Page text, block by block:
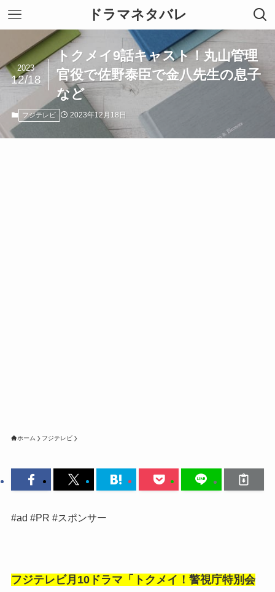
ドラマネタバレ
トクメイ9話キャスト！丸山管理
官役で佐野泰臣で金八先生の息子
など
2023
12/18
フジテレビ 2023年12月18日
ホーム フジテレビ
#ad #PR #スポンサー
フジテレビ月10ドラマ「トクメイ！警視庁特別会